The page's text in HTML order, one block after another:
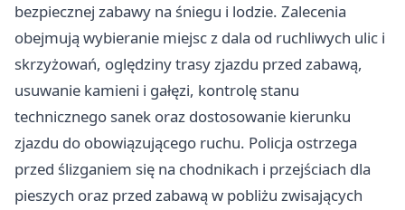
bezpiecznej zabawy na śniegu i lodzie. Zalecenia
obejmują wybieranie miejsc z dala od ruchliwych ulic i
skrzyżowań, oględziny trasy zjazdu przed zabawą,
usuwanie kamieni i gałęzi, kontrolę stanu
technicznego sanek oraz dostosowanie kierunku
zjazdu do obowiązującego ruchu. Policja ostrzega
przed ślizganiem się na chodnikach i przejściach dla
pieszych oraz przed zabawą w pobliżu zwisających